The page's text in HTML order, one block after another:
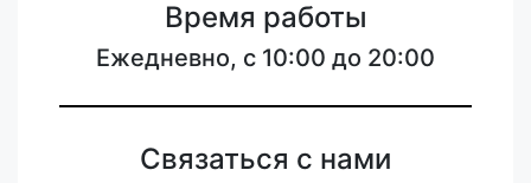
Время работы
Ежедневно, с 10:00 до 20:00
Связаться с нами